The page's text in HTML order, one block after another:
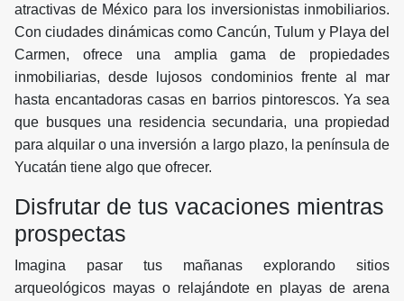
atractivas de México para los inversionistas inmobiliarios.
Con ciudades dinámicas como Cancún, Tulum y Playa del
Carmen, ofrece una amplia gama de propiedades
inmobiliarias, desde lujosos condominios frente al mar
hasta encantadoras casas en barrios pintorescos. Ya sea
que busques una residencia secundaria, una propiedad
para alquilar o una inversión a largo plazo, la península de
Yucatán tiene algo que ofrecer.
Disfrutar de tus vacaciones mientras
prospectas
Imagina pasar tus mañanas explorando sitios
arqueológicos mayas o relajándote en playas de arena